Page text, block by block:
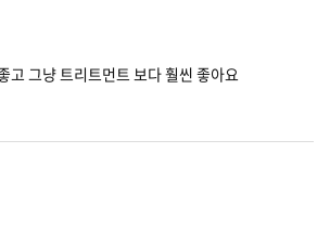
고 그냥 트리트먼트 보다 훨씬 좋아요